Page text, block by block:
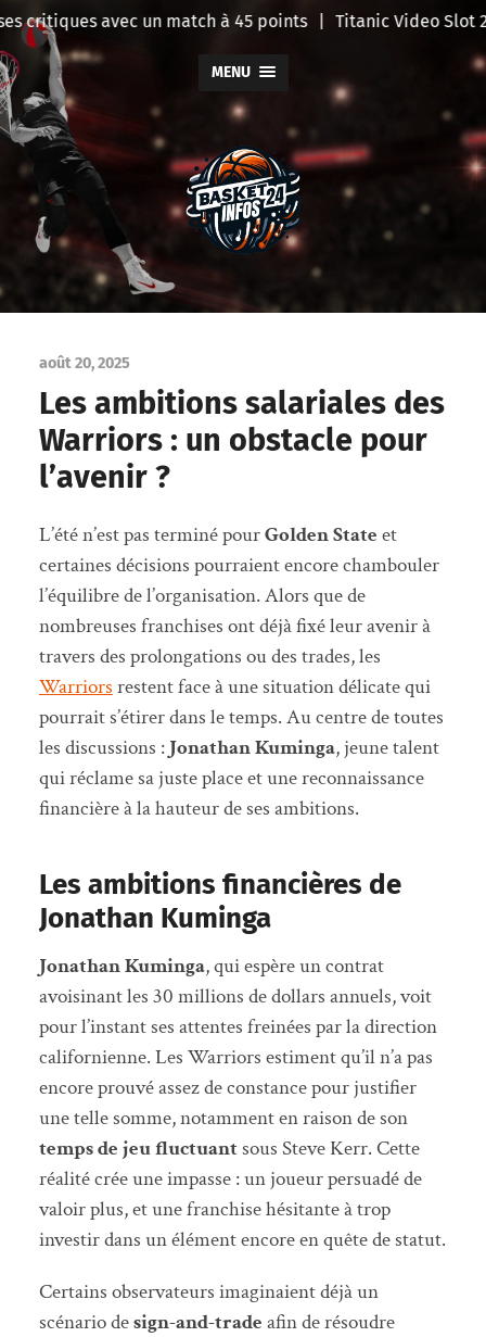
critiques avec un match à 45 points | Titanic Video Slot
MENU
BasketInfo
août 20, 2025
Les ambitions salariales des
Warriors : un obstacle pour
l’avenir ?
L’été n’est pas terminé pourGolden State et
certaines décisions pourraient encore chambouler
l’équilibre de l’organisation. Alors que de
nombreuses franchises ont déjà fixé leur avenir à
travers des prolongations ou des trades, les
Warriorsrestent face à une situation délicate qui
pourrait s’étirer dans le temps. Au centre de toutes
les discussions :Jonathan Kuminga, jeune talent
qui réclame sa juste place et une reconnaissance
financière à la hauteur de ses ambitions.
Les ambitions financières de
Jonathan Kuminga
Jonathan Kuminga, qui espère un contrat
avoisinant les 30 millions de dollars annuels, voit
pour l’instant ses attentes freinées par la direction
californienne. Les Warriors estiment qu’il n’a pas
encore prouvé assez de constance pour justifier
une telle somme, notamment en raison de son
temps de jeu fluctuant sous Steve Kerr. Cette
réalité crée une impasse : un joueur persuadé de
valoir plus, et une franchise hésitante à trop
investir dans un élément encore en quête de statut.
Certains observateurs imaginaient déjà un
scénario design-and-trade afin de résoudre